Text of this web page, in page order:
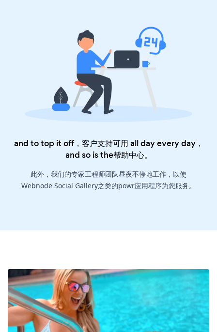
and to top it off，客户支持可用 all day every day，
and so is the帮助中心。
此外，我们的专家工程师团队昼夜不停地工作，以使
Webnode Social Gallery之类的powr应用程序为您服务。